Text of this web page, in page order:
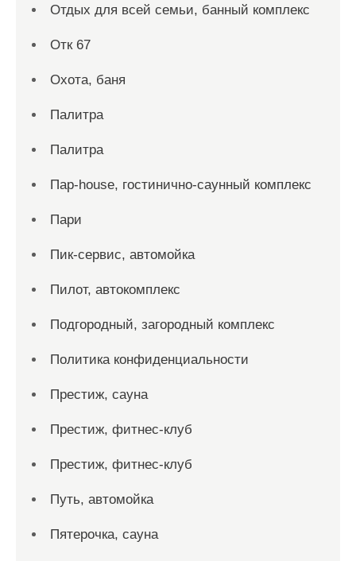
Отдых для всей семьи, банный комплекс
Отк 67
Охота, баня
Палитра
Палитра
Пар-house, гостинично-саунный комплекс
Пари
Пик-сервис, автомойка
Пилот, автокомплекс
Подгородный, загородный комплекс
Политика конфиденциальности
Престиж, сауна
Престиж, фитнес-клуб
Престиж, фитнес-клуб
Путь, автомойка
Пятерочка, сауна